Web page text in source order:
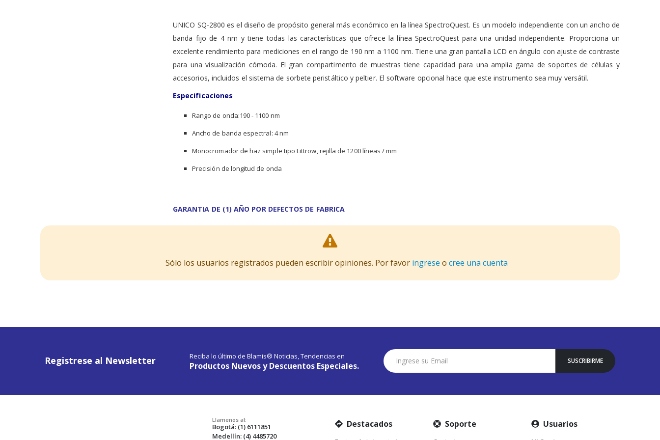
UNICO SQ-2800 es el diseño de propósito general más económico en la línea SpectroQuest. Es un modelo independiente con un ancho de
banda fijo de 4 nm y tiene todas las características que ofrece la línea SpectroQuest para una unidad independiente. Proporciona un
excelente rendimiento para mediciones en el rango de 190 nm a 1100 nm. Tiene una gran pantalla LCD en ángulo con ajuste de contraste
para una visualización cómoda. El gran compartimento de muestras tiene capacidad para una amplia gama de soportes de células y
accesorios, incluidos el sistema de sorbete peristáltico y peltier. El software opcional hace que este instrumento sea muy versátil.
Especificaciones
Rango de onda:190 - 1100 nm
Ancho de banda espectral: 4 nm
Monocromador de haz simple tipo Littrow, rejilla de 1200 líneas / mm
Precisión de longitud de onda
GARANTIA DE (1) AÑO POR DEFECTOS DE FABRICA
Sólo los usuarios registrados pueden escribir opiniones. Por favor ingrese o cree una cuenta
Registrese al Newsletter Reciba lo último de Blamis® Noticias, Tendencias en
Productos Nuevos y Descuentos Especiales.
Suscríbase
a
Nuestro
SUSCRIBIRME
Llamenos al:
Bogotá: (1) 6111851
Medellín: (4) 4485720
Destacados Soporte Usuarios